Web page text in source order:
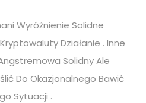
Wyróżnienie Solidne
Działanie . Inne
Solidny Ale
Do Okazjonalnego Bawić
Sytuacji .